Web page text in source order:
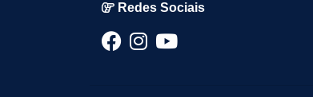
Redes Sociais